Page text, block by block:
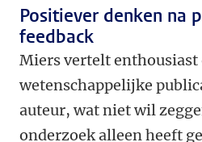
Positiever denken na
feedback
Miers vertelt enthousiast
wetenschappelijke
auteur, wat niet wil
onderzoek alleen heeft